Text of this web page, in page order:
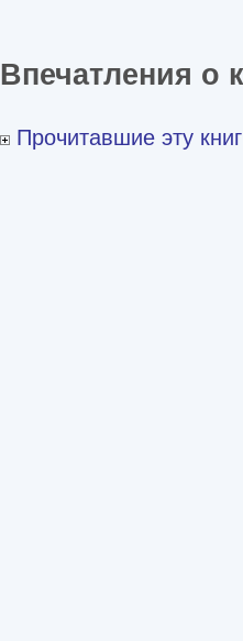
Впечатления о
Прочитавшие эту